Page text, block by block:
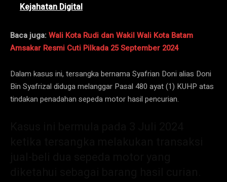
Kejahatan Digital
Baca juga:Wali Kota Rudi dan Wakil Wali Kota Batam
Amsakar Resmi Cuti Pilkada 25 September 2024
Dalam kasus ini, tersangka bernama Syafrian Doni alias Doni
Bin Syafrizal diduga melanggar Pasal 480 ayat (1) KUHP atas
tindakan penadahan sepeda motor hasil pencurian.